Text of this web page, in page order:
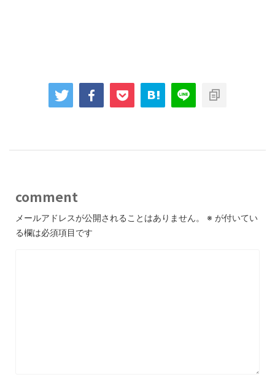
comment
メールアドレスが公開されることはありません。 ※ が付いてい
る欄は必須項目です